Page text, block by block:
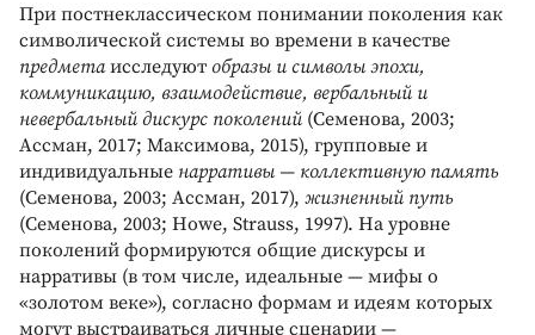
При постнеклассическом понимании поколения как
символической системы во времени в качестве
предметаисследуют образы и символы эпохи,
коммуникацию, взаимодействие, вербальный и
невербальный дискурс поколений (Семенова, 2003;
Ассман, 2017; Максимова, 2015), групповые и
индивидуальные нарративы — коллективную память
(Семенова, 2003; Ассман, 2017), жизненный путь
(Семенова, 2003; Howe, Strauss, 1997). На уровне
поколений формируются общие дискурсы и
нарративы (в том числе, идеальные — мифы о
«золотом веке»), согласно формам и идеям которых
могут выстраиваться личные сценарии —